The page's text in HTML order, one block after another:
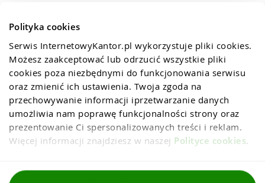
Polityka cookies
Serwis InternetowyKantor.pl wykorzystuje pliki cookies.
Możesz zaakceptować lub odrzucić wszystkie pliki
cookies poza niezbędnymi do funkcjonowania serwisu
oraz zmienić ich ustawienia. Twoja zgoda na
przechowywanie informacji iprzetwarzanie danych
umożliwia nam poprawę funkcjonalności strony oraz
prezentowanie Ci spersonalizowanych treści i reklam.
Więcej informacji znajdziesz w naszej Polityce cookies.
Regulaminy